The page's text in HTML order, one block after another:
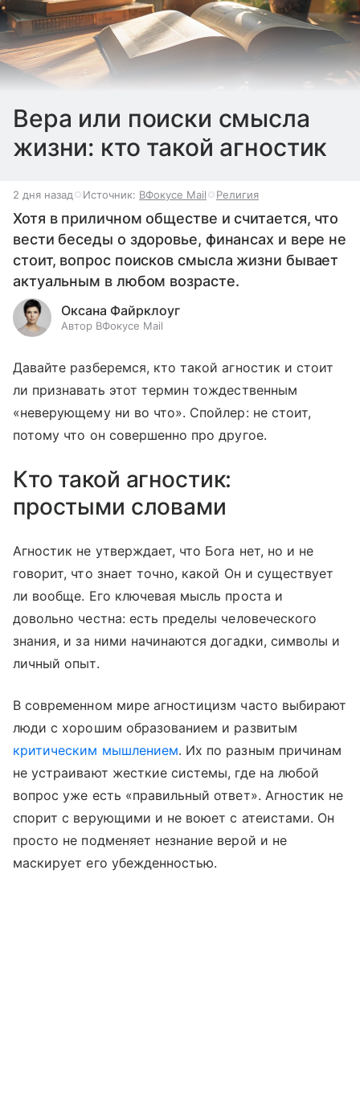
Вера или поиски смысла
жизни: кто такой агностик
2 дня назад Источник: ВФокусе Mail Религия
Хотя в приличном обществе и считается, что
вести беседы о здоровье, финансах и вере не
стоит, вопрос поисков смысла жизни бывает
актуальным в любом возрасте.
Оксана Файрклоуг
Автор ВФокусе Mail
Давайте разберемся, кто такой агностик и стоит
ли признавать этот термин тождественным
«неверующему ни во что». Спойлер: не стоит,
потому что он совершенно про другое.
Кто такой агностик:
простыми словами
Агностик не утверждает, что Бога нет, но и не
говорит, что знает точно, какой Он и существует
ли вообще. Его ключевая мысль проста и
довольно честна: есть пределы человеческого
знания, и за ними начинаются догадки, символы и
личный опыт.
В современном мире агностицизм часто выбирают
люди с хорошим образованием и развитым
критическим мышлением. Их по разным причинам
не устраивают жесткие системы, где на любой
вопрос уже есть «правильный ответ». Агностик не
спорит с верующими и не воюет с атеистами. Он
просто не подменяет незнание верой и не
маскирует его убежденностью.